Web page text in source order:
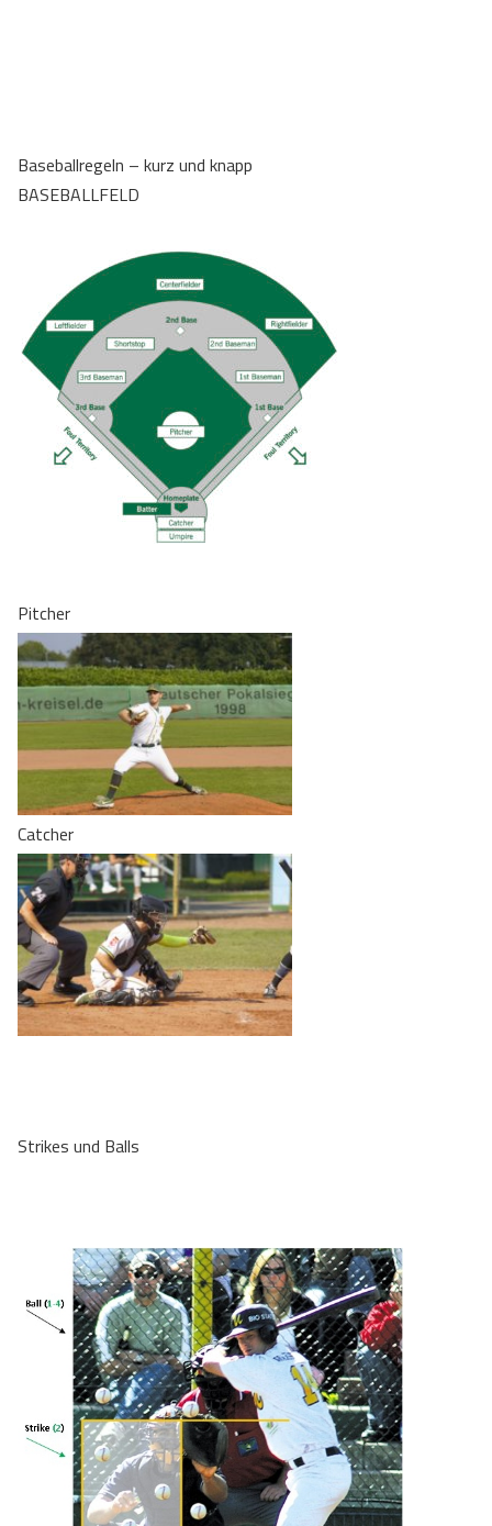
Baseballregeln – kurz und knapp
BASEBALLFELD
Pitcher
Catcher
Strikes und Balls